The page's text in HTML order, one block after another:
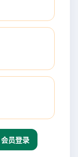
会员登录